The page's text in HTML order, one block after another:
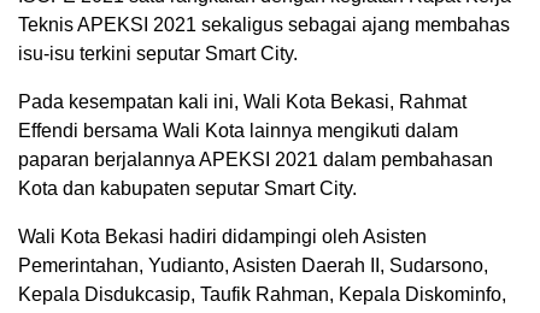
Teknis APEKSI 2021 sekaligus sebagai ajang membahas
isu-isu terkini seputar Smart City.
Pada kesempatan kali ini, Wali Kota Bekasi, Rahmat
Effendi bersama Wali Kota lainnya mengikuti dalam
paparan berjalannya APEKSI 2021 dalam pembahasan
Kota dan kabupaten seputar Smart City.
Wali Kota Bekasi hadiri didampingi oleh Asisten
Pemerintahan, Yudianto, Asisten Daerah II, Sudarsono,
Kepala Disdukcasip, Taufik Rahman, Kepala Diskominfo,